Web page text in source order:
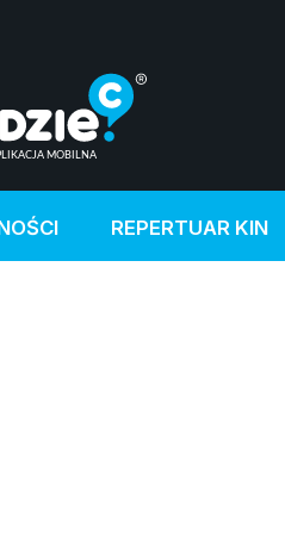
REPERTUAR KIN